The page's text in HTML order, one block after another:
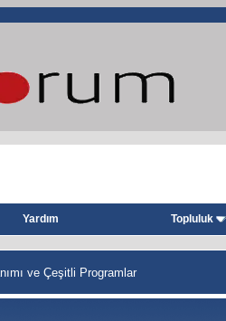
Yardım Topluluk
ve Çeşitli Programlar